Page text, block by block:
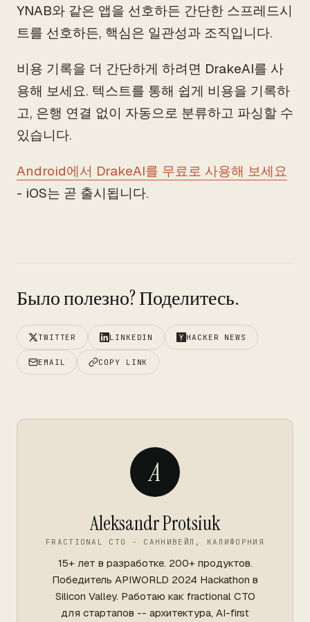
YNAB와 같은 앱을 선호하든 간단한 스프레드시
트를 선호하든, 핵심은 일관성과 조직입니다.
비용 기록을 더 간단하게 하려면 DrakeAI를 사
용해 보세요. 텍스트를 통해 쉽게 비용을 기록하
고, 은행 연결 없이 자동으로 분류하고 파싱할 수
있습니다.
Android에서 DrakeAI를 무료로 사용해 보세요
- iOS는 곧 출시됩니다.
Было полезно? Поделитесь.
TWITTER LINKEDIN HACKER NEWS
EMAIL COPY LINK
A
Aleksandr Protsiuk
FRACTIONAL CTO - САННИВЕЙЛ, КАЛИФОРНИЯ
15+ лет в разработке. 200+ продуктов.
Победитель APIWORLD 2024 Hackathon в
Silicon Valley. Работаю как fractional CTO
для стартапов -- архитектура, AI-first